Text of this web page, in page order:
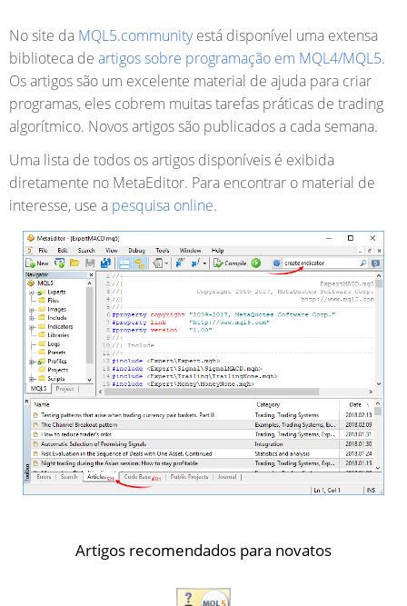
No site da MQL5.communityestá disponível uma extensa
biblioteca de artigos sobre programação em MQL4/MQL5.
Os artigos são um excelente material de ajuda para criar
programas, eles cobrem muitas tarefas práticas de trading
algorítmico. Novos artigos são publicados a cada semana.
Uma lista de todos os artigos disponíveis é exibida
diretamente no MetaEditor. Para encontrar o material de
interesse, use a pesquisa online.
Artigos recomendados para novatos